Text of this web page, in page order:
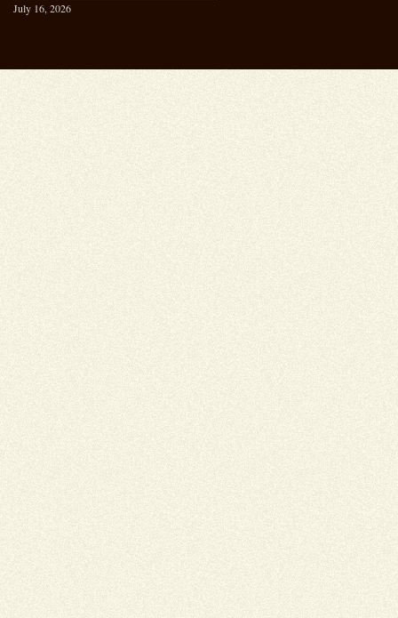
July 16, 2026